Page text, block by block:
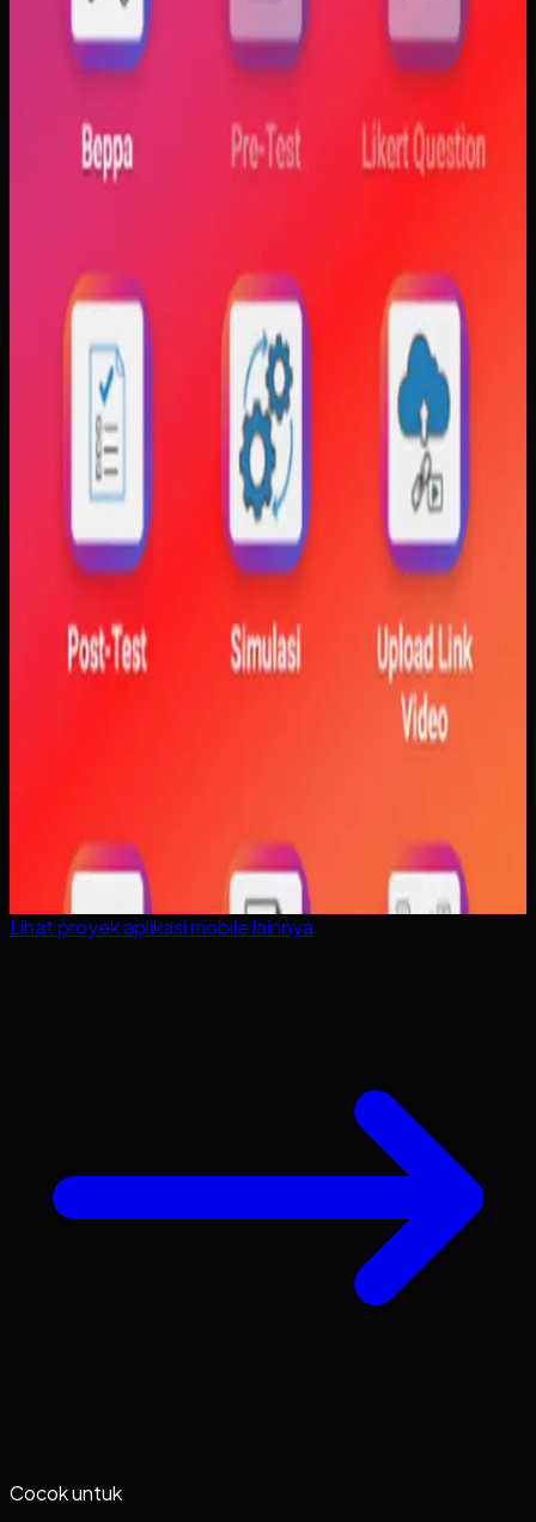
Mahasiswa sering kesulitan menghubungkan persamaan
matematis dengan perilaku fisik yang sebenarnya,
konsisten. Materi yang hanya tampil statis juga membuat
konsep perubahan fase dan perilaku sistem sulit
dibayangkan.
visualisasi gerak, dan grafik yang berubah langsung saat
variabel diubah. Dengan begitu, mahasiswa bisa melihat
hubungan antara teori dan simulasi secara lebih konkret.
Baca studi kasus lengkap
Lihat proyekaplikasi mobilelainnya
Cocok untuk